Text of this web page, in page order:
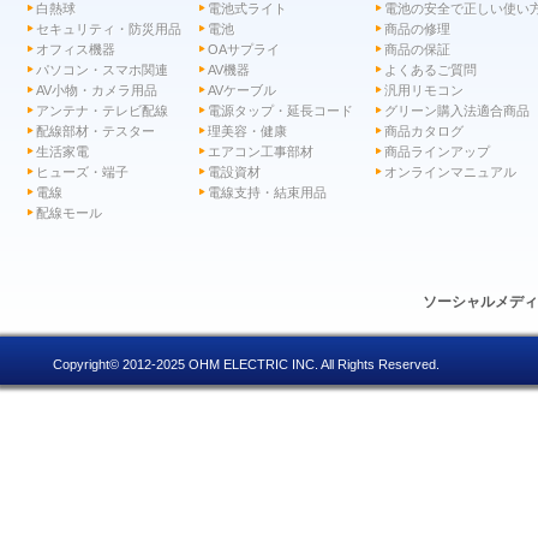
白熱球
電池式ライト
セキュリティ・防災用品
電池
オフィス機器
OAサプライ
パソコン・スマホ関連
AV機器
AV小物・カメラ用品
AVケーブル
アンテナ・テレビ配線
電源タップ・延長コード
配線部材・テスター
理美容・健康
生活家電
エアコン工事部材
ヒューズ・端子
電設資材
電線
電線支持・結束用品
配線モール
電池の安全で正しい使い
商品の修理
商品の保証
よくあるご質問
汎用リモコン
グリーン購入法適合商品
商品カタログ
商品ラインアップ
オンラインマニュアル
ソーシャルメデ
Copyright© 2012-2025 OHM ELECTRIC INC. All Rights Reserved.